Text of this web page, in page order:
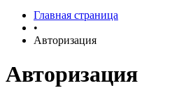
Главная страница
•
Авторизация
Авторизация